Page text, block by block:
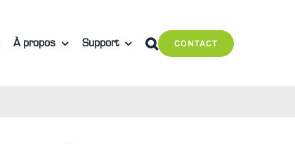
À propos Support CONTACT